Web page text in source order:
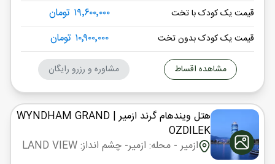
قیمت یک کودک با تخت ۱۹٬۶۰۰٬۰۰۰ تومان
قیمت یک کودک بدون تخت ۱۰٬۹۰۰٬۰۰۰ تومان
مشاهده اقساط مشاوره و رزرو رایگان
هتل ویندهام گرند ازمیر | WYNDHAM GRAND
OZDILEK
ازمیر- محله: ازمیر- چشم انداز: LAND VIEW